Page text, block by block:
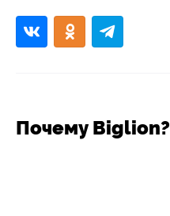
Почему Biglion?